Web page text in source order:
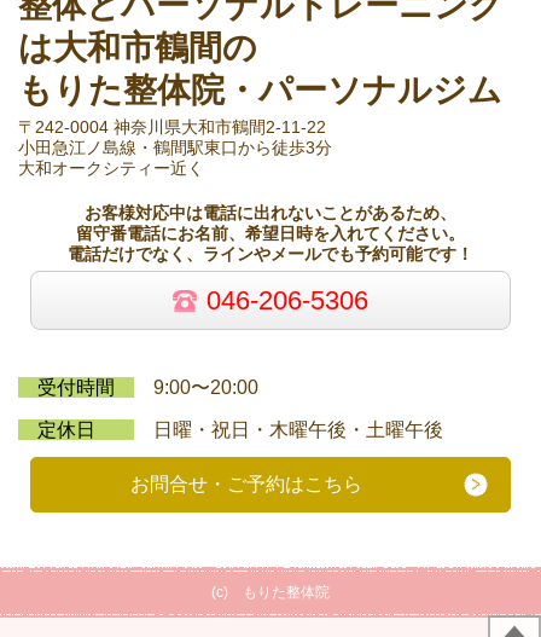
は大和市鶴間の
もりた整体院・パーソナルジム
〒242-0004 神奈川県大和市鶴間2-11-22
小田急江ノ島線・鶴間駅東口から徒歩3分
大和オークシティー近く
お客様対応中は電話に出れないことがあるため、
留守番電話にお名前、希望日時を入れてください。
電話だけでなく、ラインやメールでも予約可能です！
046-206-5306
受付時間 9:00〜20:00
定休日 日曜・祝日・木曜午後・土曜午後
お問合せ・ご予約はこちら
(c) もりた整体院